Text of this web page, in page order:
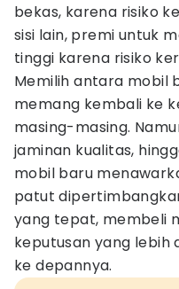
bekas, karena risiko
sisi lain, premi untuk
tinggi karena risiko
Memilih antara mobil
memang kembali ke
masing-masing.
jaminan kualitas,
mobil baru
patut
yang tepat, membeli
keputusan yang lebih
ke depannya.